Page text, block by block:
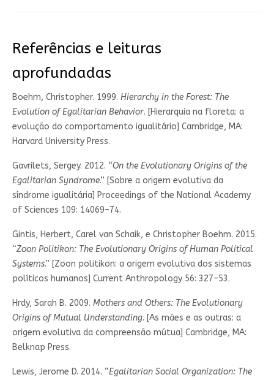
Referências e leituras
aprofundadas
Boehm, Christopher. 1999. Hierarchy in the Forest: The
Evolution of Egalitarian Behavior. [Hierarquia na floreta: a
evolução do comportamento igualitário] Cambridge, MA:
Harvard University Press.
Gavrilets, Sergey. 2012. “On the Evolutionary Origins of the
Egalitarian Syndrome.” [Sobre a origem evolutiva da
síndrome igualitária] Proceedings of the National Academy
of Sciences 109: 14069–74.
Gintis, Herbert, Carel van Schaik, e Christopher Boehm. 2015.
“Zoon Politikon: The Evolutionary Origins of Human Political
Systems.” [Zoon politikon: a origem evolutiva dos sistemas
políticos humanos] Current Anthropology 56: 327–53.
Hrdy, Sarah B. 2009. Mothers and Others: The Evolutionary
Origins of Mutual Understanding. [As mães e as outras: a
origem evolutiva da compreensão mútua] Cambridge, MA:
Belknap Press.
Lewis, Jerome D. 2014. “Egalitarian Social Organization: The